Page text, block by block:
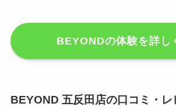
BEYONDの体験を詳し
BEYOND 五反田店の口コミ・レ